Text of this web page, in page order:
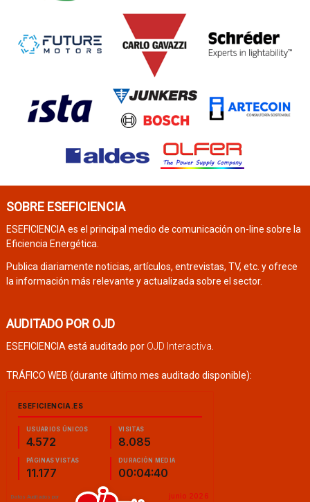
SOBRE ESEFICIENCIA
ESEFICIENCIA es el principal medio de comunicación on-line sobre la
Eficiencia Energética.
Publica diariamente noticias, artículos, entrevistas, TV, etc. y ofrece
la información más relevante y actualizada sobre el sector.
AUDITADO POR OJD
ESEFICIENCIA está auditado por OJD Interactiva
TRÁFICO WEB (durante último mes auditado disponible):